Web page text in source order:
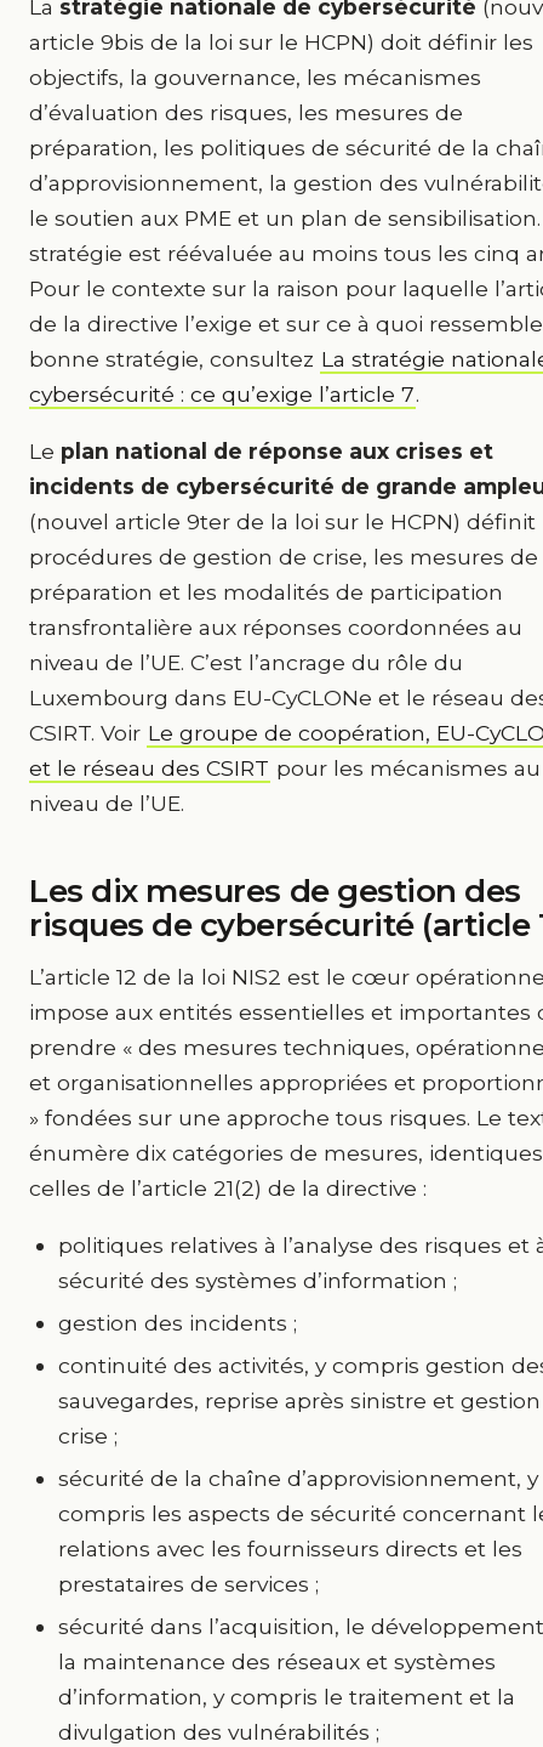
La stratégie nationale de cybersécurité
article 9bis de la loi sur le HCPN) doit définir les
objectifs, la gouvernance, les mécanismes
d’évaluation des risques, les mesures de
préparation, les politiques de sécurité de la
d’approvisionnement, la gestion des
le soutien aux PME et un plan de sensibilisation.
stratégie est réévaluée au moins tous les cinq
Pour le contexte sur la raison pour laquelle
de la directive l’exige et sur ce à quoi
bonne stratégie, consultez La stratégie
cybersécurité : ce qu’exige l’article 7.
Le plan national de réponse aux crises et
incidents de cybersécurité de grande
(nouvel article 9ter de la loi sur le HCPN) définit
procédures de gestion de crise, les mesures de
préparation et les modalités de participation
transfrontalière aux réponses coordonnées au
niveau de l’UE. C’est l’ancrage du rôle du
Luxembourg dans EU-CyCLONe et le réseau
CSIRT. Voir Le groupe de coopération, EU-
et le réseau des CSIRT pour les mécanismes au
niveau de l’UE.
Les dix mesures de gestion des
risques de cybersécurité (article
L’article 12 de la loi NIS2 est le cœur
impose aux entités essentielles et importantes
prendre « des mesures techniques,
et organisationnelles appropriées et
» fondées sur une approche tous risques. Le
énumère dix catégories de mesures,
celles de l’article 21(2) de la directive :
politiques relatives à l’analyse des risques et
sécurité des systèmes d’information ;
gestion des incidents ;
continuité des activités, y compris gestion
sauvegardes, reprise après sinistre et
crise ;
sécurité de la chaîne d’approvisionnement, y
compris les aspects de sécurité concernant
relations avec les fournisseurs directs et les
prestataires de services ;
sécurité dans l’acquisition, le
la maintenance des réseaux et systèmes
d’information, y compris le traitement et la
divulgation des vulnérabilités ;